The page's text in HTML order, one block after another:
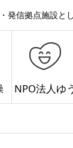
信拠点施設と
NPO法人ゆ